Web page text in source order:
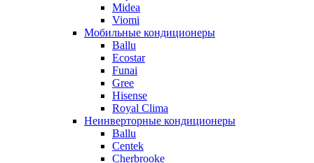
Midea
Viomi
Мобильные кондиционеры
Ballu
Ecostar
Funai
Gree
Hisense
Royal Clima
Неинверторные кондиционеры
Ballu
Centek
Cherbrooke